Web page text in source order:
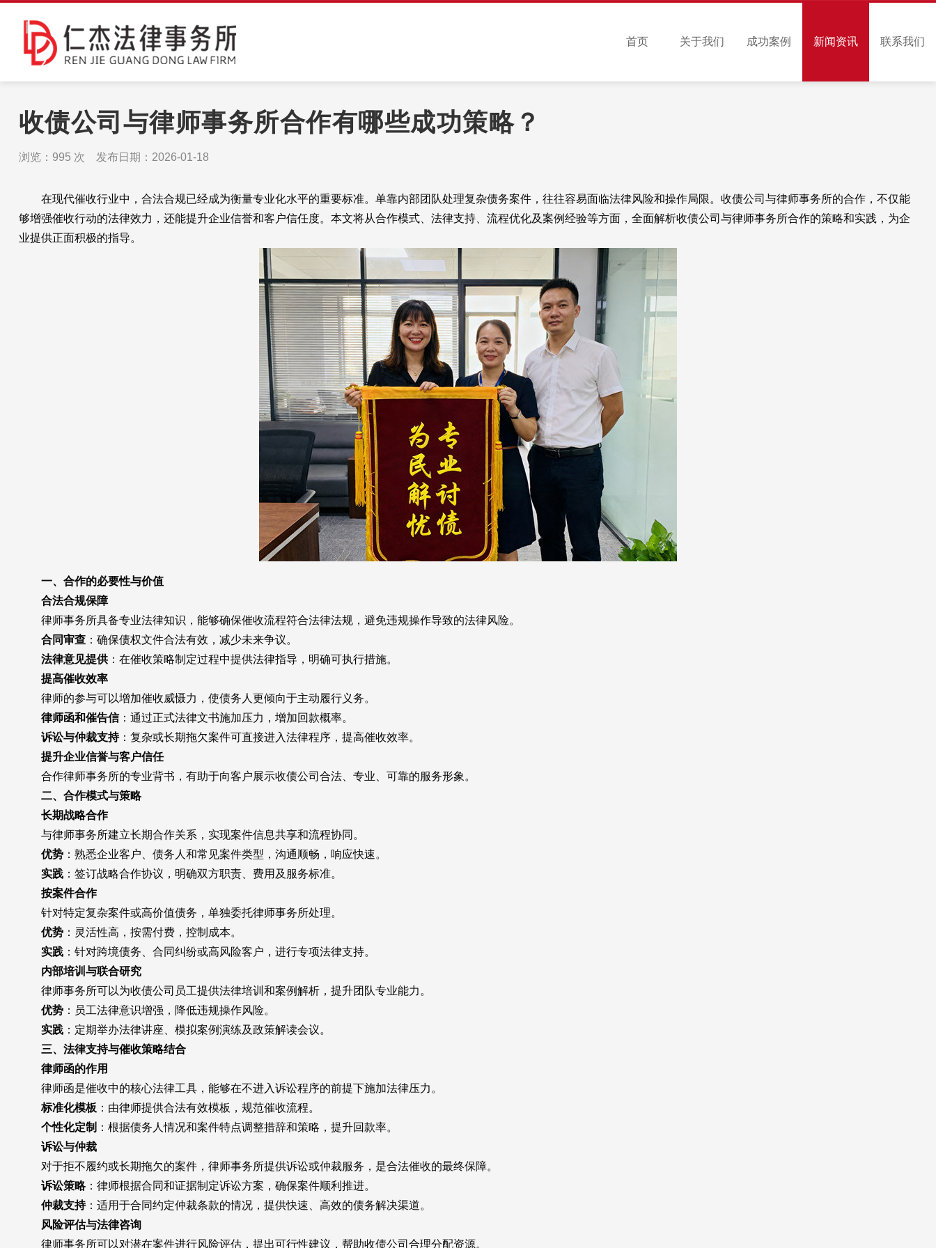
首页 关于我们 成功案例 新闻资讯 联系我们
收债公司与律师事务所合作有哪些成功策略？
浏览： 995 次 发布日期：2026-01-18
在现代催收行业中，合法合规已经成为衡量专业化水平的重要标准。单靠内部团队处理复杂债务案件，往往容易面临法律风险和操作局限。收债公司与律师事务所的合作，不仅能
够增强催收行动的法律效力，还能提升企业信誉和客户信任度。本文将从合作模式、法律支持、流程优化及案例经验等方面，全面解析收债公司与律师事务所合作的策略和实践，为企
业提供正面积极的指导。
一、合作的必要性与价值
合法合规保障
律师事务所具备专业法律知识，能够确保催收流程符合法律法规，避免违规操作导致的法律风险。
合同审查：确保债权文件合法有效，减少未来争议。
法律意见提供：在催收策略制定过程中提供法律指导，明确可执行措施。
提高催收效率
律师的参与可以增加催收威慑力，使债务人更倾向于主动履行义务。
律师函和催告信：通过正式法律文书施加压力，增加回款概率。
诉讼与仲裁支持：复杂或长期拖欠案件可直接进入法律程序，提高催收效率。
提升企业信誉与客户信任
合作律师事务所的专业背书，有助于向客户展示收债公司合法、专业、可靠的服务形象。
二、合作模式与策略
长期战略合作
与律师事务所建立长期合作关系，实现案件信息共享和流程协同。
优势：熟悉企业客户、债务人和常见案件类型，沟通顺畅，响应快速。
实践：签订战略合作协议，明确双方职责、费用及服务标准。
按案件合作
针对特定复杂案件或高价值债务，单独委托律师事务所处理。
优势：灵活性高，按需付费，控制成本。
实践：针对跨境债务、合同纠纷或高风险客户，进行专项法律支持。
内部培训与联合研究
律师事务所可以为收债公司员工提供法律培训和案例解析，提升团队专业能力。
优势：员工法律意识增强，降低违规操作风险。
实践：定期举办法律讲座、模拟案例演练及政策解读会议。
三、法律支持与催收策略结合
律师函的作用
律师函是催收中的核心法律工具，能够在不进入诉讼程序的前提下施加法律压力。
标准化模板 ：由律师提供合法有效模板，规范催收流程。
个性化定制 ：根据债务人情况和案件特点调整措辞和策略，提升回款率。
诉讼与仲裁
对于拒不履约或长期拖欠的案件，律师事务所提供诉讼或仲裁服务，是合法催收的最终保障。
诉讼策略：律师根据合同和证据制定诉讼方案，确保案件顺利推进。
仲裁支持：适用于合同约定仲裁条款的情况，提供快速、高效的债务解决渠道。
风险评估与法律咨询
律师事务所可以对潜在案件进行风险评估，提出可行性建议，帮助收债公司合理分配资源。